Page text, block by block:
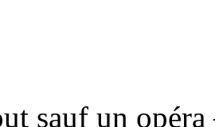
sauf un